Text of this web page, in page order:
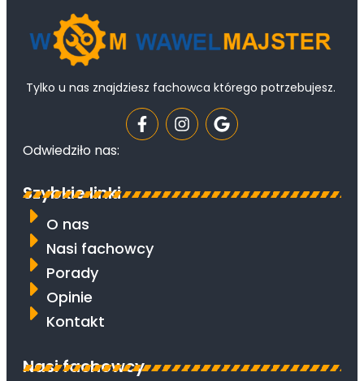
Tylko u nas znajdziesz fachowca którego potrzebujesz.
Odwiedziło nas:
Szybkie linki
O nas
Nasi fachowcy
Porady
Opinie
Kontakt
Nasi fachowcy